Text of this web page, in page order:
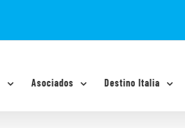
Asociados Destino Italia